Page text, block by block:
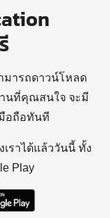
มารถดาวน์โหลด
านที่คุณสนใจ จะมี
อถือทันที
ราได้แล้ววันนี้ ทั้ง
Play